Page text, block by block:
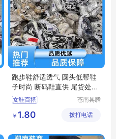
跑步鞋舒适透气 圆头低帮鞋
子时尚 断码鞋直供 尾货处理
鞋
女鞋百搭
运动鞋男
跑步鞋男轻便
苍南县腾
务商行
￥ 1.80 拨打电话